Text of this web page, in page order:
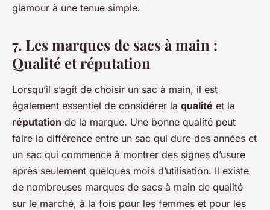
glamour à une tenue simple.
7. Les marques de sacs à main :
Qualité et réputation
Lorsqu’il s’agit de choisir un sac à main, il est
également essentiel de considérer la qualité et la
réputation de la marque. Une bonne qualité peut
faire la différence entre un sac qui dure des années et
un sac qui commence à montrer des signes d’usure
après seulement quelques mois d’utilisation. Il existe
de nombreuses marques de sacs à main de qualité
sur le marché, à la fois pour les femmes et pour les